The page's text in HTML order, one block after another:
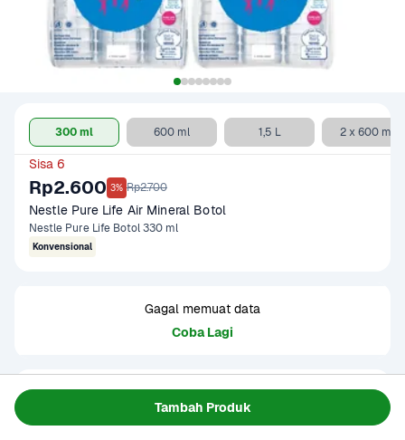
Tambah Produk
300 ml 600 ml 1,5 L 2 x 600 ml
Sisa 6
Rp2.600 3% Rp2.700
Nestle Pure Life Air Mineral Botol
Nestle Pure Life Botol 330 ml
Konvensional
Gagal memuat data
Coba Lagi
Informasi Produk
Air minum sudah menjadi bagian dari kehidupan Anda